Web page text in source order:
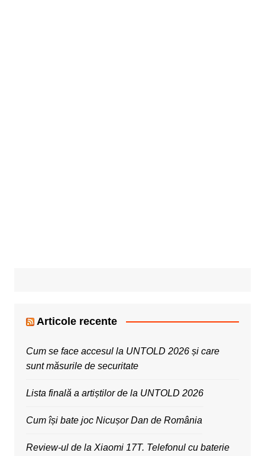
Articole recente
Cum se face accesul la UNTOLD 2026 și care
sunt măsurile de securitate
Lista finală a artiștilor de la UNTOLD 2026
Cum își bate joc Nicușor Dan de România
Review-ul de la Xiaomi 17T. Telefonul cu baterie